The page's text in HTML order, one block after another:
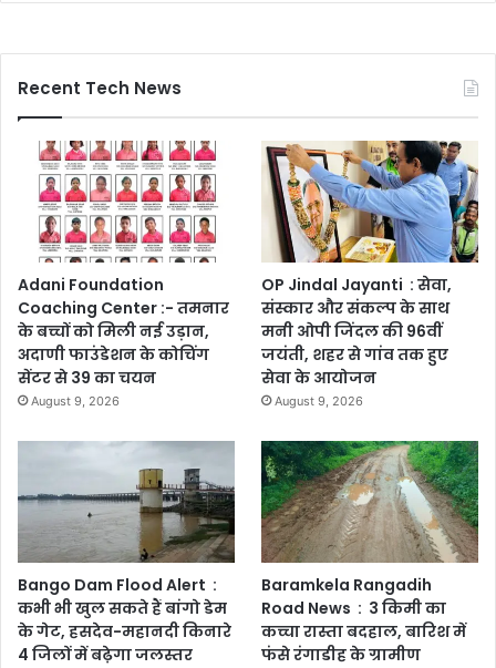
Recent Tech News
Adani Foundation
Coaching Center :- तमनार
के बच्चों को मिली नई उड़ान,
अदाणी फाउंडेशन के कोचिंग
सेंटर से 39 का चयन
August 9, 2026
OP Jindal Jayanti : सेवा,
संस्कार और संकल्प के साथ
मनी ओपी जिंदल की 96वीं
जयंती, शहर से गांव तक हुए
सेवा के आयोजन
August 9, 2026
Bango Dam Flood Alert :
कभी भी खुल सकते हैं बांगो डेम
के गेट, हसदेव-महानदी किनारे
4 जिलों में बढ़ेगा जलस्तर
Baramkela Rangadih
Road News : 3 किमी का
कच्चा रास्ता बदहाल, बारिश में
फंसे रंगाडीह के ग्रामीण